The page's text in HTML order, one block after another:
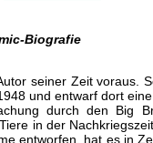
Biografie
seiner Zeit voraus.
und entwarf dort
durch den Big
in der
entworfen, hat es in